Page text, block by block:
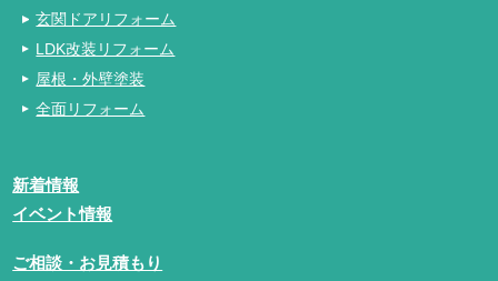
玄関ドアリフォーム
LDK改装リフォーム
屋根・外壁塗装
全面リフォーム
新着情報
イベント情報
ご相談・お見積もり